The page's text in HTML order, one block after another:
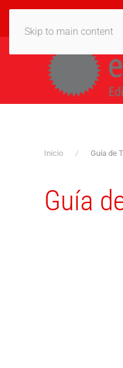
Skip to main content
Inicio Guía de
Guía